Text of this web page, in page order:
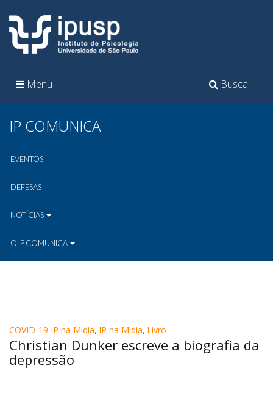
Toggle
Busca
Toggle
Menu
IP COMUNICA
EVENTOS
DEFESAS
NOTÍCIAS
O IP COMUNICA
COVID-19 IP na Mídia, IP na Mídia, Livro
Christian Dunker escreve a biografia da
depressão